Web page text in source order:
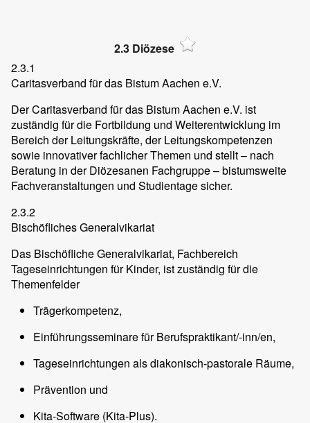
2.3 Diözese
2.3.1
Caritasverband für das Bistum Aachen e.V.
Der Caritasverband für das Bistum Aachen e.V. ist
zuständig für die Fortbildung und Weiterentwicklung im
Bereich der Leitungskräfte, der Leitungskompetenzen
sowie innovativer fachlicher Themen und stellt – nach
Beratung in der Diözesanen Fachgruppe – bistumsweite
Fachveranstaltungen und Studientage sicher.
2.3.2
Bischöfliches Generalvikariat
Das Bischöfliche Generalvikariat, Fachbereich
Tageseinrichtungen für Kinder, ist zuständig für die
Themenfelder
Trägerkompetenz,
Einführungsseminare für Berufspraktikant/-inn/en,
Tageseinrichtungen als diakonisch-pastorale Räume,
Prävention und
Kita-Software (Kita-Plus).